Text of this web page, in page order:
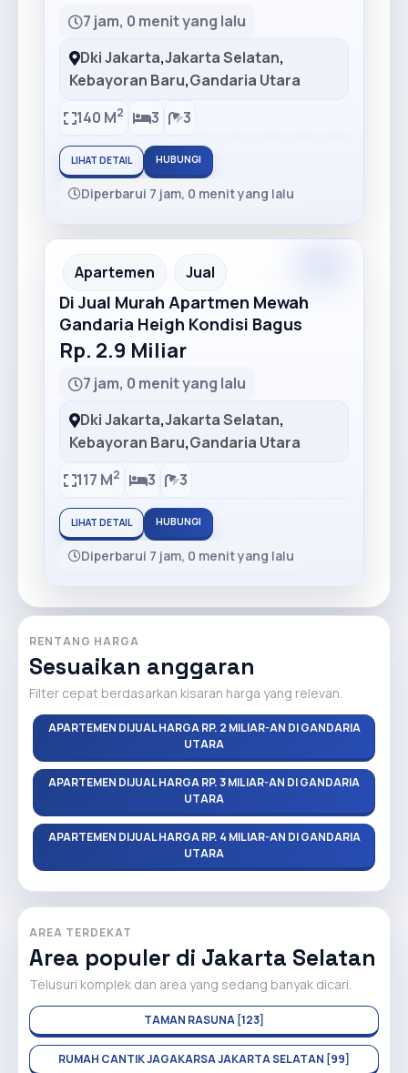
7 jam, 0 menit yang lalu
Dki Jakarta,Jakarta Selatan,
Kebayoran Baru,Gandaria Utara
140 M2 3 3
LIHAT DETAIL HUBUNGI
Diperbarui 7 jam, 0 menit yang lalu
Apartemen Jual
Di Jual Murah Apartmen Mewah
Gandaria Heigh Kondisi Bagus
Rp. 2.9 Miliar
7 jam, 0 menit yang lalu
Dki Jakarta,Jakarta Selatan,
Kebayoran Baru,Gandaria Utara
117 M2 3 3
LIHAT DETAIL HUBUNGI
Diperbarui 7 jam, 0 menit yang lalu
RENTANG HARGA
Sesuaikan anggaran
Filter cepat berdasarkan kisaran harga yang relevan.
APARTEMEN DIJUAL HARGA RP. 2 MILIAR-AN DI GANDARIA
UTARA
APARTEMEN DIJUAL HARGA RP. 3 MILIAR-AN DI GANDARIA
UTARA
APARTEMEN DIJUAL HARGA RP. 4 MILIAR-AN DI GANDARIA
UTARA
AREA TERDEKAT
Area populer di Jakarta Selatan
Telusuri komplek dan area yang sedang banyak dicari.
TAMAN RASUNA [123]
RUMAH CANTIK JAGAKARSA JAKARTA SELATAN [99]